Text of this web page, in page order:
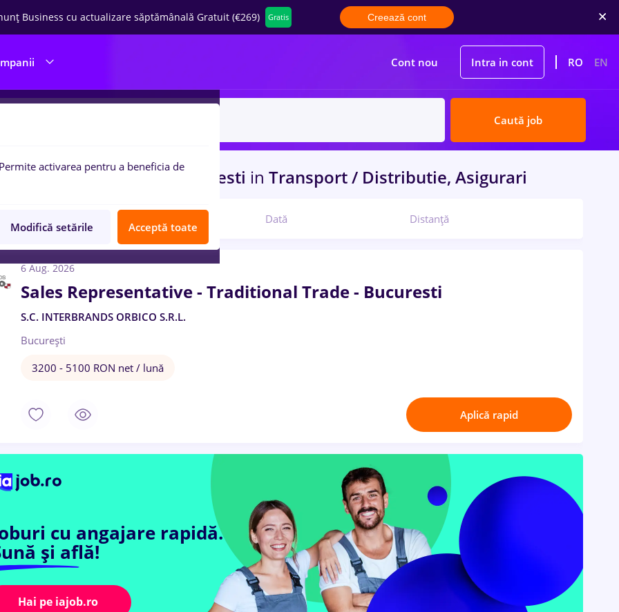
Business cu actualizare săptămânală Gratuit (€269) Gratis Creează cont
Cont nou Intra in cont RO EN
Caută job
muncaFull timeinBucuresti in Transport / Distributie, Asigurari
Dată Distanță
6 Aug. 2026
Sales Representative - Traditional Trade - Bucuresti
S.C. INTERBRANDS ORBICO S.R.L.
București
3200 - 5100 RON net / lună
Aplică rapid
cu angajare rapidă.
și află!
Hai pe iajob.ro
Permite activarea pentru a beneficia de
Modifică setările Acceptă toate